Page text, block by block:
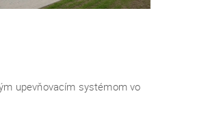
upevňovacím systémom vo